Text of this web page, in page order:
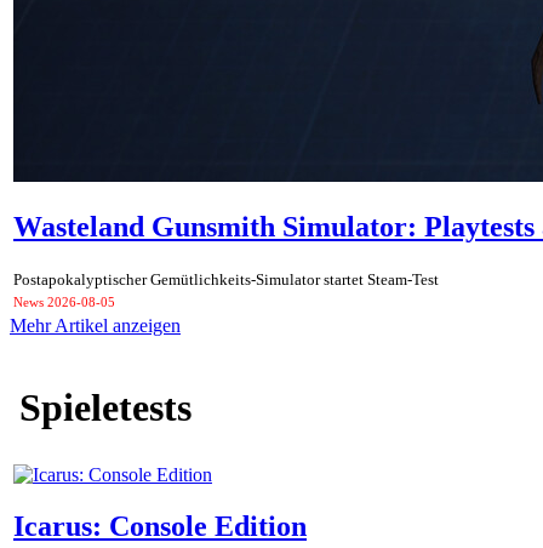
Wasteland Gunsmith Simulator:
Postapokalyptischer Gemütlichkeits-Simulator startet Steam-Test
News 2026-08-05
Mehr Artikel anzeigen
Spieletests
Icarus: Console Edition